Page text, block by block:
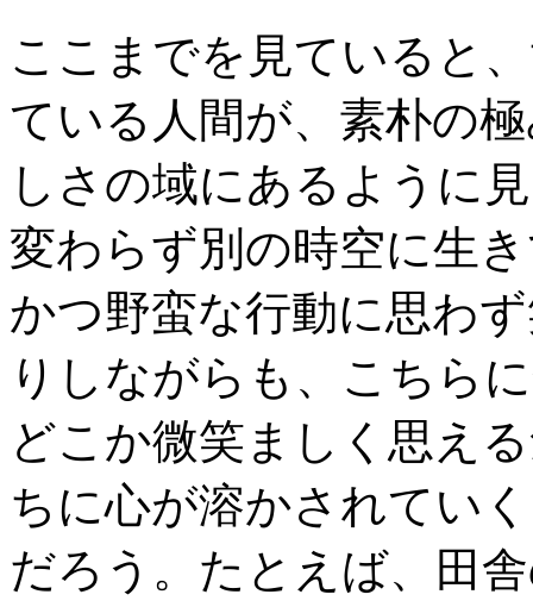
ここまでを見ていると
ている人間が、素朴の
しさの域にあるように
変わらず別の時空に生
かつ野蛮な行動に思わ
りしながらも、こちら
どこか微笑ましく思え
ちに心が溶かされてい
だろう。たとえば、田